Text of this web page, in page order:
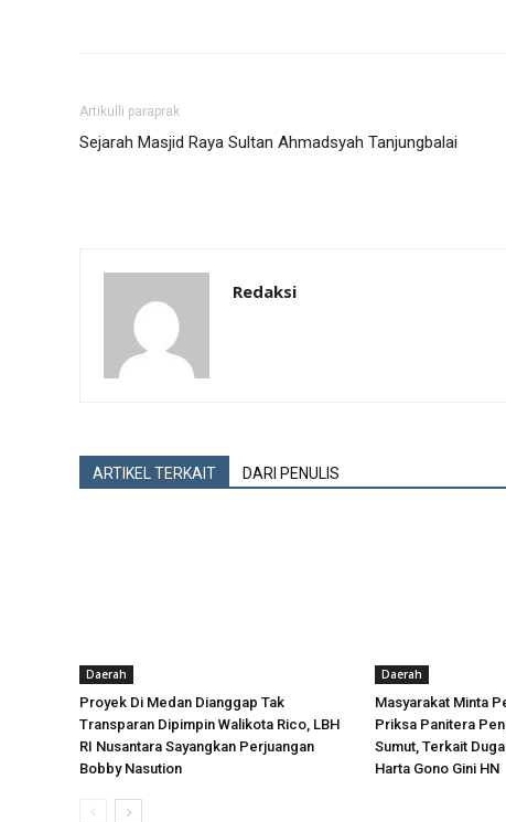
Artikulli paraprak
Sejarah Masjid Raya Sultan Ahmadsyah Tanjungbalai
Redaksi
ARTIKEL TERKAIT DARI PENULIS
Daerah
Proyek Di Medan Dianggap Tak
Transparan Dipimpin Walikota Rico, LBH
RI Nusantara Sayangkan Perjuangan
Bobby Nasution
Daerah
Masyarakat Minta
Priksa Panitera
Sumut, Terkait
Harta Gono Gini HN